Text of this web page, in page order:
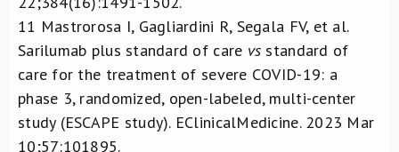
11 Mastrorosa I, Gagliardini R, Segala FV, et al.
Sarilumab plus standard of care vs standard of
care for the treatment of severe COVID-19: a
phase 3, randomized, open-labeled, multi-center
study (ESCAPE study). EClinicalMedicine. 2023 Mar
10;57:101895.